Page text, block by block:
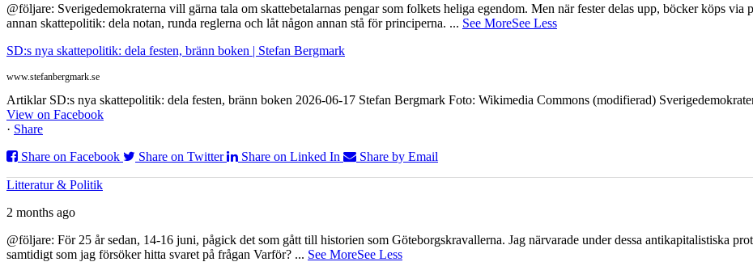
@följare: Sverigedemokraterna vill gärna tala om skattebetalarnas pengar som folkets heliga egendom. Men när fester delas upp, böcker köps
annan skattepolitik: dela notan, runda reglerna och låt någon annan stå för principerna. ... See MoreSee Less
SD:s nya skattepolitik: dela festen, bränn boken | Stefan Bergmark
www.stefanbergmark.se
Artiklar SD:s nya skattepolitik: dela festen, bränn boken 2026-06-17 Stefan Bergmark Foto: Wikimedia Commons (modifierad)
View on Facebook
· Share
Share on Facebook
Share on Twitter Share on Linked In Share by Email
Litteratur & Politik
2 months ago
@följare: För 25 år sedan, 14-16 juni, pågick det som gått till historien som Göteborgskravallerna. Jag närvarade under dessa antikapitalistiska
samtidigt som jag försöker hitta svaret på frågan Varför? ... See MoreSee Less